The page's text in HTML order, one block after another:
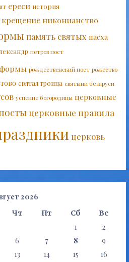
ереси история
крещение никонианство
память святых пасха
петров пост
рождественский пост рожество
святая троица святыни беларуси
успение богородицы церковные
церковные правила
церковь
2026
Чт Пт Сб Вс
1
2
6 7 8
9
13 14 15
16